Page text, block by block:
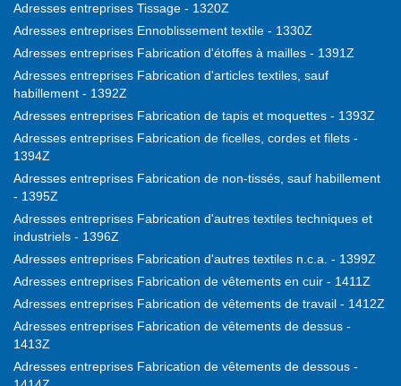
Adresses entreprises Tissage - 1320Z
Adresses entreprises Ennoblissement textile - 1330Z
Adresses entreprises Fabrication d'étoffes à mailles - 1391Z
Adresses entreprises Fabrication d'articles textiles, sauf
habillement - 1392Z
Adresses entreprises Fabrication de tapis et moquettes - 1393Z
Adresses entreprises Fabrication de ficelles, cordes et filets -
1394Z
Adresses entreprises Fabrication de non-tissés, sauf habillement
- 1395Z
Adresses entreprises Fabrication d'autres textiles techniques et
industriels - 1396Z
Adresses entreprises Fabrication d'autres textiles n.c.a. - 1399Z
Adresses entreprises Fabrication de vêtements en cuir - 1411Z
Adresses entreprises Fabrication de vêtements de travail - 1412Z
Adresses entreprises Fabrication de vêtements de dessus -
1413Z
Adresses entreprises Fabrication de vêtements de dessous -